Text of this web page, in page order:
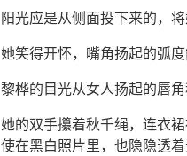
阳光应是从侧面投下来的，
她笑得开怀，嘴角扬起的弧
黎桦的目光从女人扬起的唇角
她的双手攥着秋千绳，连衣
使在黑白照片里，也隐隐透着